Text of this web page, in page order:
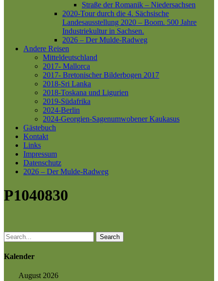
Straße der Romanik – Niedersachsen
2020-Tour durch die 4. Sächsische
Landesausstellung 2020 – Boom. 500 Jahre
Industriekultur in Sachsen.
2026 – Der Mulde-Radweg
Andere Reisen
Mitteldeutschland
2017- Mallorca
2017- Bretonischer Bilderbogen 2017
2018-Sri Lanka
2018-Toskana und Ligurien
2019-Südafrika
2024-Berlin
2024-Georgien-Sagenumwobener Kaukasus
Gästebuch
Kontakt
Links
Impressum
Datenschutz
2026 – Der Mulde-Radweg
P1040830
Search
Kalender
August 2026